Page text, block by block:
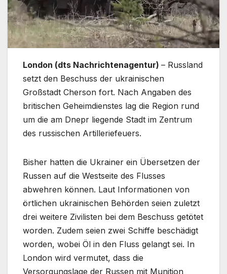
London (dts Nachrichtenagentur) – Russland
setzt den Beschuss der ukrainischen
Großstadt Cherson fort. Nach Angaben des
britischen Geheimdienstes lag die Region rund
um die am Dnepr liegende Stadt im Zentrum
des russischen Artilleriefeuers.
Bisher hatten die Ukrainer ein Übersetzen der
Russen auf die Westseite des Flusses
abwehren können. Laut Informationen von
örtlichen ukrainischen Behörden seien zuletzt
drei weitere Zivilisten bei dem Beschuss getötet
worden. Zudem seien zwei Schiffe beschädigt
worden, wobei Öl in den Fluss gelangt sei. In
London wird vermutet, dass die
Versorgungslage der Russen mit Munition